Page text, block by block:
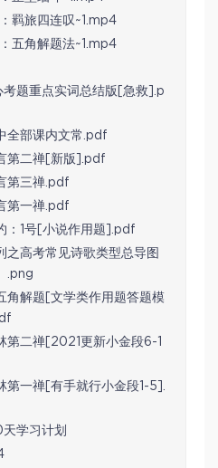
羁旅四连叹~1.mp4
五角解题法~1.mp4
题重点实词总结版[急救].p
全部课内文常.pdf
第二禅[新版].pdf
第三禅.pdf
第一禅.pdf
：1号[小说作用题].pdf
之高考常见诗歌类型总导图
.png
角解题[文学类作用题答题模
第二禅[2021更新小金段6-1
第一禅[有手就行小金段1-5].
学习计划